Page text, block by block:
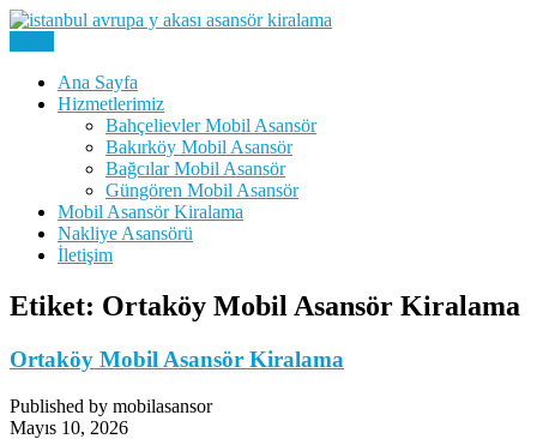
Skip
Avrupa Yakası Mobil Asansör
Kiralama
Ana Sayfa
Hizmetlerimiz
Bahçelievler Mobil Asansör
Bakırköy Mobil Asansör
Bağcılar Mobil Asansör
Güngören Mobil Asansör
Mobil Asansör Kiralama
Nakliye Asansörü
İletişim
Etiket: Ortaköy Mobil Asansör Kiralama
Ortaköy Mobil Asansör Kiralama
Published by mobilasansor
Mayıs 10, 2026